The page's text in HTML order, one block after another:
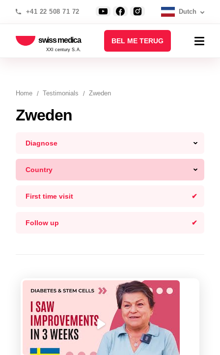
+41 22 508 71 72 Dutch
swiss medica
XXI century S.A.
BEL ME TERUG
Home Testimonials Zweden
Zweden
Diagnose
Country
First time visit
Follow up